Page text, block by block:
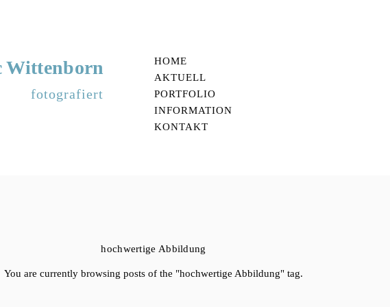
Wittenborn
fotografiert
HOME
AKTUELL
PORTFOLIO
INFORMATION
KONTAKT
hochwertige Abbildung
You are currently browsing posts of the "hochwertige Abbildung" tag.